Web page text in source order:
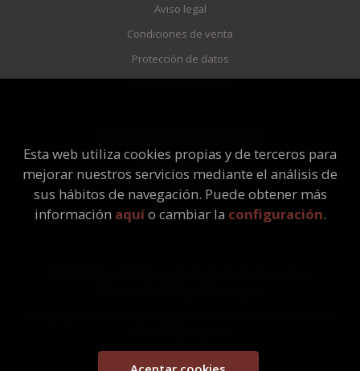
Aviso legal
Condiciones de venta
Protección de datos
Política de Cookies
Quiénes somos
Pedidos especiales
Esta web utiliza cookies propias y de terceros para
mejorar nuestros servicios mediante el análisis de
sus hábitos de navegación. Puede obtener más
información aquío cambiar la configuración.